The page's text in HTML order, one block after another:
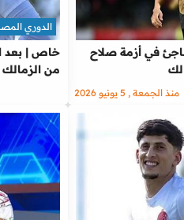
في أزمة صلاح
منذ الجمعة , 5 يونيو 2026
من
الدوري